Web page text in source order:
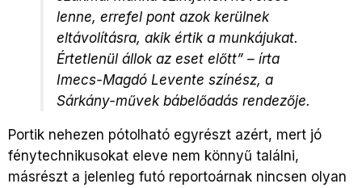
lenne, errefel pont azok kerülnek
eltávolításra, akik értik a munkájukat.
Értetlenül állok az eset előtt” – írta
Imecs-Magdó Levente színész, a
Sárkány-művek bábelőadás rendezője.
Portik nehezen pótolható egyrészt azért, mert jó
fénytechnikusokat eleve nem könnyű találni,
másrészt a jelenleg futó reportoárnak nincsen olyan